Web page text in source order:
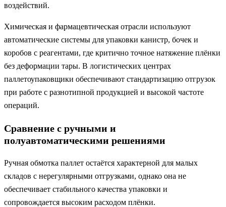
воздействий.
Химическая и фармацевтическая отрасли используют
автоматические системы для упаковки канистр, бочек и
коробов с реагентами, где критично точное натяжение плёнки
без деформации тары. В логистических центрах
паллетоупаковщики обеспечивают стандартизацию отгрузок
при работе с разнотипной продукцией и высокой частоте
операций.
Сравнение с ручными и
полуавтоматическими решениями
Ручная обмотка паллет остаётся характерной для малых
складов с нерегулярными отгрузками, однако она не
обеспечивает стабильного качества упаковки и
сопровождается высоким расходом плёнки.